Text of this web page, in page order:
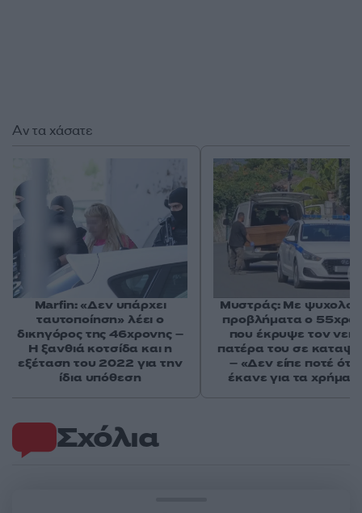
Σχόλια
Αν τα χάσατε
Marfin: «Δεν υπάρχει
ταυτοποίηση» λέει ο
δικηγόρος της 46χρονης –
Η ξανθιά κοτσίδα και η
εξέταση του 2022 για την
ίδια υπόθεση
Μυστράς: Με
προβλήματα ο
που έκρυψε τον
πατέρα του σε
– «Δεν είπε ποτέ ότι
έκανε για τα